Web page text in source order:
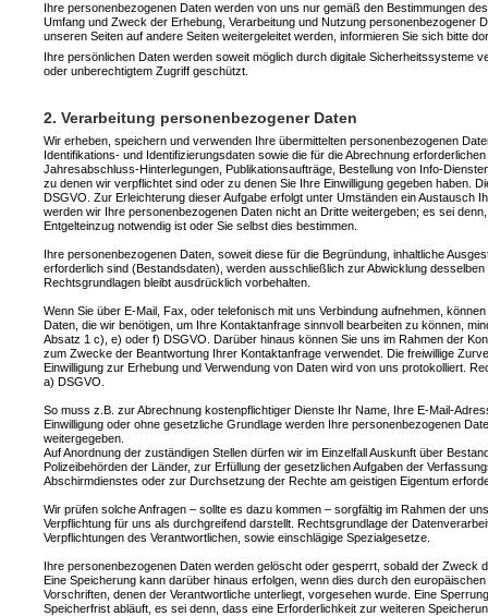
Ihre personenbezogenen Daten werden von uns nur gemäß den Bestimmungen
Umfang und Zweck der Erhebung, Verarbeitung und Nutzung
unseren Seiten auf andere Seiten weitergeleitet werden, informieren Sie sich bitte
Ihre persönlichen Daten werden soweit möglich durch digitale
oder unberechtigtem Zugriff geschützt.
2. Verarbeitung personenbezogener Daten
Wir erheben, speichern und verwenden Ihre übermittelten personenbezogenen
Identifikations- und Identifizierungsdaten sowie die für die Abrechnung
Jahresabschluss-Hinterlegungen, Publikationsaufträge, Bestellung von Info-
zu denen wir verpflichtet sind oder zu denen Sie Ihre Einwilligung gegeben haben.
DSGVO. Zur Erleichterung dieser Aufgabe erfolgt unter Umständen ein Austausch
werden wir Ihre personenbezogenen Daten nicht an Dritte weitergeben; es sei
Entgelteinzug notwendig ist oder Sie selbst dies bestimmen.
Ihre personenbezogenen Daten, soweit diese für die Begründung, inhaltliche
erforderlich sind (Bestandsdaten), werden ausschließlich zur Abwicklung
Rechtsgrundlagen bleibt ausdrücklich vorbehalten.
Wenn Sie über E-Mail, Fax, oder telefonisch mit uns Verbindung aufnehmen,
Daten, die wir benötigen, um Ihre Kontaktanfrage sinnvoll bearbeiten zu können,
Absatz 1 c), e) oder f) DSGVO. Darüber hinaus können Sie uns im Rahmen der
zum Zwecke der Beantwortung Ihrer Kontaktanfrage verwendet. Die freiwillige
Einwilligung zur Erhebung und Verwendung von Daten wird von uns protokolliert.
a) DSGVO.
So muss z.B. zur Abrechnung kostenpflichtiger Dienste Ihr Name, Ihre E-Mail-
Einwilligung oder ohne gesetzliche Grundlage werden Ihre personenbezogenen
weitergegeben.
Auf Anordnung der zuständigen Stellen dürfen wir im Einzelfall Auskunft über
Polizeibehörden der Länder, zur Erfüllung der gesetzlichen Aufgaben der
Abschirmdienstes oder zur Durchsetzung der Rechte am geistigen Eigentum
Wir prüfen solche Anfragen – sollte es dazu kommen – sorgfältig im Rahmen der
Verpflichtung für uns als durchgreifend darstellt. Rechtsgrundlage der
Verpflichtungen des Verantwortlichen, sowie einschlägige Spezialgesetze.
Ihre personenbezogenen Daten werden gelöscht oder gesperrt, sobald der Zweck
Eine Speicherung kann darüber hinaus erfolgen, wenn dies durch den
Vorschriften, denen der Verantwortliche unterliegt, vorgesehen wurde. Eine
Speicherfrist abläuft, es sei denn, dass eine Erforderlichkeit zur weiteren